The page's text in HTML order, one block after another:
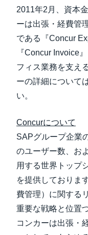
2011年2月、資本
ーは出張・経費管
である『Concur
『Concur Invoice
フィス業務を支え
ーの詳細について
い。
Concurについて
SAPグループ企業
のユーザー数、お
用する世界トップ
を提供しておりま
費管理）に関する
重要な戦略と位置
コンカーは出張・